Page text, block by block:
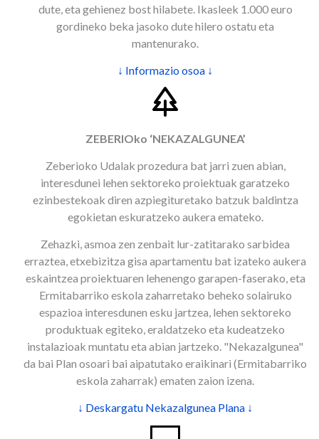
dute, eta gehienez bost hilabete. Ikasleek 1.000 euro
gordineko beka jasoko dute hilero ostatu eta
mantenurako.
↓ Informazio osoa ↓
ZEBERIOko ‘NEKAZALGUNEA’
Zeberioko Udalak prozedura bat jarri zuen abian,
interesdunei lehen sektoreko proiektuak garatzeko
ezinbestekoak diren azpiegituretako batzuk baldintza
egokietan eskuratzeko aukera emateko.
Zehazki, asmoa zen zenbait lur-zatitarako sarbidea
erraztea, etxebizitza gisa apartamentu bat izateko aukera
eskaintzea proiektuaren lehenengo garapen-faserako, eta
Ermitabarriko eskola zaharretako beheko solairuko
espazioa interesdunen esku jartzea, lehen sektoreko
produktuak egiteko, eraldatzeko eta kudeatzeko
instalazioak muntatu eta abian jartzeko. "Nekazalgunea"
da bai Plan osoari bai aipatutako eraikinari (Ermitabarriko
eskola zaharrak) ematen zaion izena.
↓ Deskargatu Nekazalgunea Plana ↓